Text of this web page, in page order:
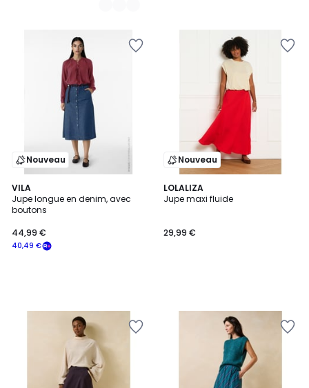
Nouveau
VILA
Jupe longue en denim, avec
boutons
40,49 €
44,99 €
Nouveau
LOLALIZA
Jupe maxi fluide
29,99 €